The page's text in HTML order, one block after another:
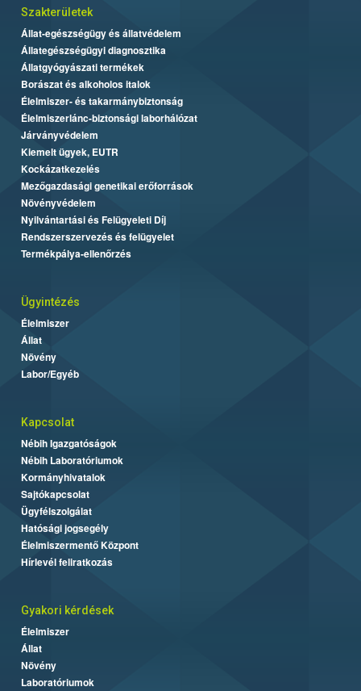
Szakterületek
Állat-egészségügy és állatvédelem
Állategészségügyi diagnosztika
Állatgyógyászati termékek
Borászat és alkoholos italok
Élelmiszer- és takarmánybiztonság
Élelmiszerlánc-biztonsági laborhálózat
Járványvédelem
Kiemelt ügyek, EUTR
Kockázatkezelés
Mezőgazdasági genetikai erőforrások
Növényvédelem
Nyilvántartási és Felügyeleti Díj
Rendszerszervezés és felügyelet
Termékpálya-ellenőrzés
Ügyintézés
Élelmiszer
Állat
Növény
Labor/Egyéb
Kapcsolat
Nébih Igazgatóságok
Nébih Laboratóriumok
Kormányhivatalok
Sajtókapcsolat
Ügyfélszolgálat
Hatósági jogsegély
Élelmiszermentő Központ
Hírlevél feliratkozás
Gyakori kérdések
Élelmiszer
Állat
Növény
Laboratóriumok